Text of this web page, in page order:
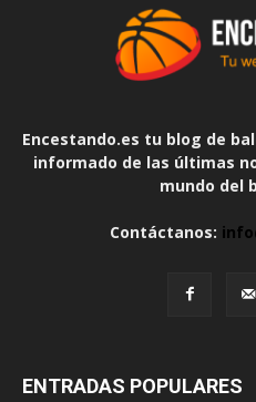
Encestando.es tu blog de
informado de las últimas
mundo del
Contáctanos:
ENTRADAS POPULARES